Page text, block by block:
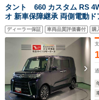
タント 660 カスタム RS
オ 新車保障継承 両側電動
トヒーター アダプティブヘ
ーキ
ディーラー保証 車両品質評価書付 購